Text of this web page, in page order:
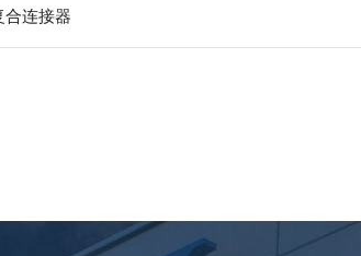
连接器